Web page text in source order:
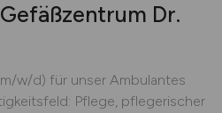
Dr.
w/d) für unser Ambulantes
Pflege, pflegerischer